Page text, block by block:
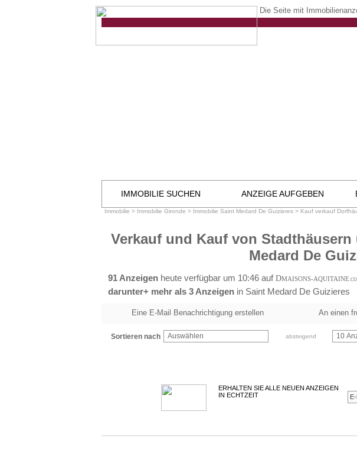
Die Seite mit
IMMOBILIE SUCHEN ANZEIGE AUFGEBEN
Immobilie > Immobilie Gironde > Immobilie Saint Medard De Guizieres > Kauf verkauf
Verkauf und Kauf von
Medard De
91 Anzeigen heute verfügbar um 10:46 auf DMAISONS-AQUITAINE
darunter+ mehr als 3 Anzeigen in Saint Medard De Guizieres
Eine E-Mail Benachrichtigung erstellen An einen
Sortieren nach Auswählen absteigend 10
ERHALTEN SIE ALLE NEUEN ANZEIGEN
IN ECHTZEIT